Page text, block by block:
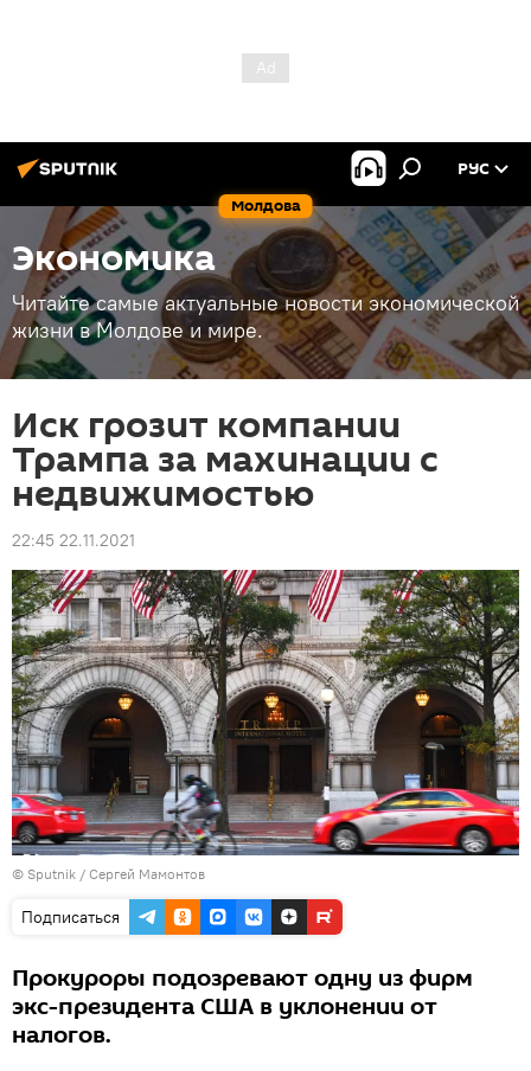
Молдова
РУС
Экономика
Читайте самые актуальные новости экономической
жизни в Молдове и мире.
Иск грозит компании
Трампа за махинации с
недвижимостью
22:45 22.11.2021
© Sputnik / Сергей Мамонтов
Подписаться
Прокуроры подозревают одну из фирм
экс-президента США в уклонении от
налогов.